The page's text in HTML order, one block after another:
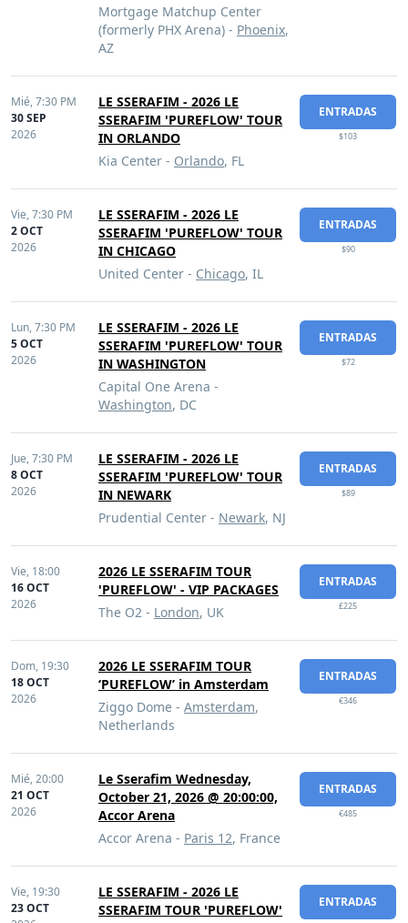
Mortgage Matchup Center
(formerly PHX Arena) - Phoenix,
AZ
Mié,7:30 PM
30 SEP
2026
LE SSERAFIM - 2026 LE
SSERAFIM 'PUREFLOW' TOUR
IN ORLANDO
Kia Center - Orlando, FL
ENTRADAS
$103
Vie,7:30 PM
2 OCT
2026
LE SSERAFIM - 2026 LE
SSERAFIM 'PUREFLOW' TOUR
IN CHICAGO
United Center - Chicago, IL
ENTRADAS
$90
Lun,7:30 PM
5 OCT
2026
LE SSERAFIM - 2026 LE
SSERAFIM 'PUREFLOW' TOUR
IN WASHINGTON
Capital One Arena -
Washington, DC
ENTRADAS
$72
Jue,7:30 PM
8 OCT
2026
LE SSERAFIM - 2026 LE
SSERAFIM 'PUREFLOW' TOUR
IN NEWARK
Prudential Center - Newark, NJ
ENTRADAS
$89
Vie, 18:00
16 OCT
2026
2026 LE SSERAFIM TOUR
'PUREFLOW' - VIP PACKAGES
The O2 - London, UK
ENTRADAS
£225
Dom, 19:30
18 OCT
2026
2026 LE SSERAFIM TOUR
‘PUREFLOW’ in Amsterdam
Ziggo Dome - Amsterdam,
Netherlands
ENTRADAS
€346
Mié,20:00
21 OCT
2026
Le Sserafim Wednesday,
October 21, 2026 @ 20:00:00,
Accor Arena
Accor Arena - Paris 12, France
ENTRADAS
€485
Vie, 19:30
23 OCT
LE SSERAFIM - 2026 LE
SSERAFIM TOUR 'PUREFLOW'
ENTRADAS